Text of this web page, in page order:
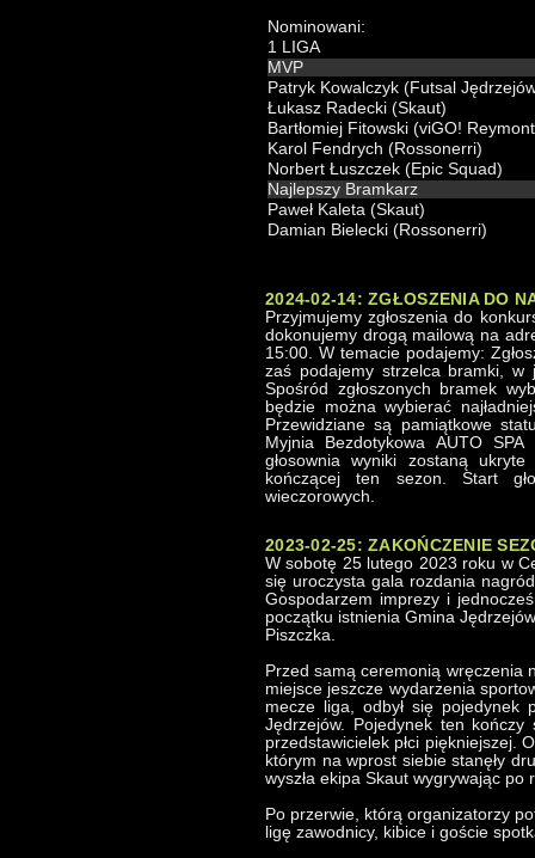
Nominowani:
1 LIGA
MVP
Patryk Kowalczyk (Futsal
Łukasz Radecki (Skaut)
Bartłomiej Fitowski (viGO!
Karol Fendrych (Rossonerri)
Norbert Łuszczek (Epic Squad)
Najlepszy Bramkarz
Paweł Kaleta (Skaut)
Damian Bielecki (Rossonerri)
2024-02-14: ZGŁOSZENIA DO
Przyjmujemy zgłoszenia do
dokonujemy drogą mailową na
15:00. W temacie podajemy:
zaś podajemy strzelca bramki,
Spośród zgłoszonych bramek
będzie można wybierać
Przewidziane są pamiątkowe
Myjnia Bezdotykowa AUTO
głosownia wyniki zostaną
kończącej ten sezon. Start
wieczorowych.
2023-02-25: ZAKOŃCZENIE
W sobotę 25 lutego 2023 roku w
się uroczysta gala rozdania
Gospodarzem imprezy i
początku istnienia Gmina
Piszczka.
Przed samą ceremonią wręczenia
miejsce jeszcze wydarzenia
mecze liga, odbył się pojedynek
Jędrzejów. Pojedynek ten kończy
przedstawicielek płci piękniejszej.
którym na wprost siebie stanęły
wyszła ekipa Skaut wygrywając
Po przerwie, którą organizatorzy
ligę zawodnicy, kibice i goście